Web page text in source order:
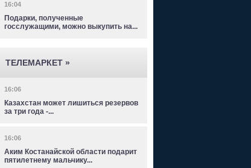
16:04
Подарки, полученные
госслужащими, можно выкупить на...
ТЕЛЕМАРКЕТ »
16:06
Казахстан может лишиться резервов
за три года -...
16:06
Аким Костанайской области подарит
пятилетнему мальчику...